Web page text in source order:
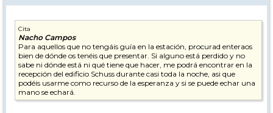
Cita
Nacho Campos
Para aquellos que no tengáis guía en la estación, procurad enteraos
bien de dónde os tenéis que presentar. Si alguno está perdido y no
sabe ni dónde está ni qué tiene que hacer, me podrá encontrar en la
recepción del edificio Schuss durante casi toda la noche, asi que
podéis usarme como recurso de la esperanza y si se puede echar una
mano se echará.